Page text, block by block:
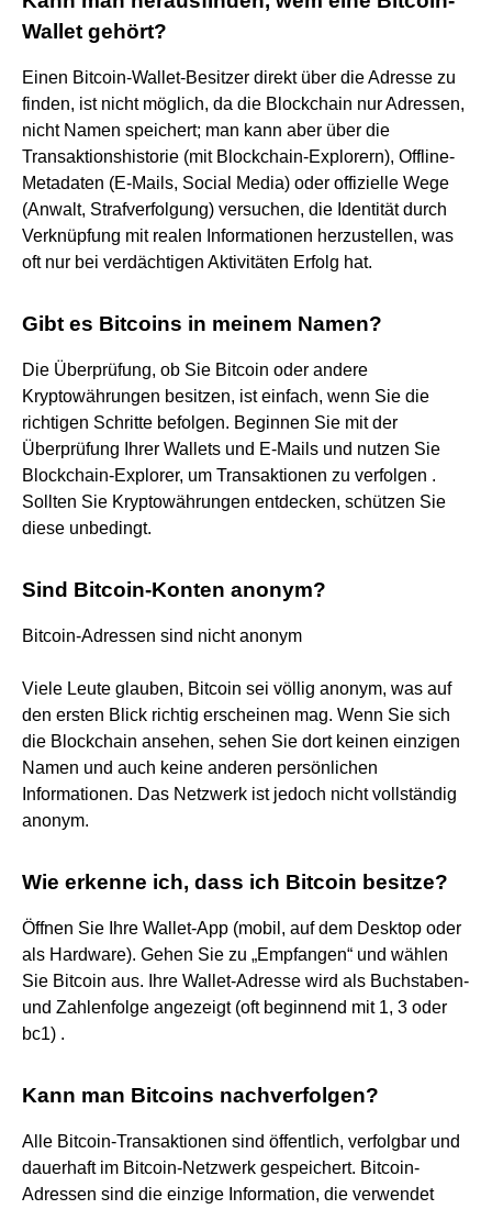
Wallet gehört?
Einen Bitcoin-Wallet-Besitzer direkt über die Adresse zu
finden, ist nicht möglich, da die Blockchain nur Adressen,
nicht Namen speichert; man kann aber über die
Transaktionshistorie (mit Blockchain-Explorern), Offline-
Metadaten (E-Mails, Social Media) oder offizielle Wege
(Anwalt, Strafverfolgung) versuchen, die Identität durch
Verknüpfung mit realen Informationen herzustellen, was
oft nur bei verdächtigen Aktivitäten Erfolg hat.
Gibt es Bitcoins in meinem Namen?
Die Überprüfung, ob Sie Bitcoin oder andere
Kryptowährungen besitzen, ist einfach, wenn Sie die
richtigen Schritte befolgen. Beginnen Sie mit der
Überprüfung Ihrer Wallets und E-Mails und nutzen Sie
Blockchain-Explorer, um Transaktionen zu verfolgen .
Sollten Sie Kryptowährungen entdecken, schützen Sie
diese unbedingt.
Sind Bitcoin-Konten anonym?
Bitcoin-Adressen sind nicht anonym
Viele Leute glauben, Bitcoin sei völlig anonym, was auf
den ersten Blick richtig erscheinen mag. Wenn Sie sich
die Blockchain ansehen, sehen Sie dort keinen einzigen
Namen und auch keine anderen persönlichen
Informationen. Das Netzwerk ist jedoch nicht vollständig
anonym.
Wie erkenne ich, dass ich Bitcoin besitze?
Öffnen Sie Ihre Wallet-App (mobil, auf dem Desktop oder
als Hardware). Gehen Sie zu „Empfangen“ und wählen
Sie Bitcoin aus. Ihre Wallet-Adresse wird als Buchstaben-
und Zahlenfolge angezeigt (oft beginnend mit 1, 3 oder
bc1) .
Kann man Bitcoins nachverfolgen?
Alle Bitcoin-Transaktionen sind öffentlich, verfolgbar und
dauerhaft im Bitcoin-Netzwerk gespeichert. Bitcoin-
Adressen sind die einzige Information, die verwendet